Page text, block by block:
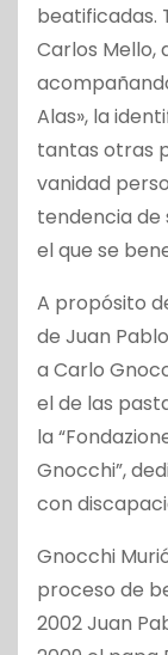
beatificadas.
Carlos Mello,
Alas», la
tantas otras
vanidad
tendencia de
el que se
A propósito
de Juan
a Carlo
el de las
la
Gnocchi”,
con
Gnocchi
proceso de
2002 Juan